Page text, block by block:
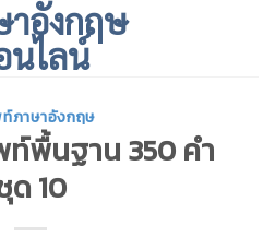
ภาษาอังกฤษ
พื้นฐาน 350 คำ
ด 10